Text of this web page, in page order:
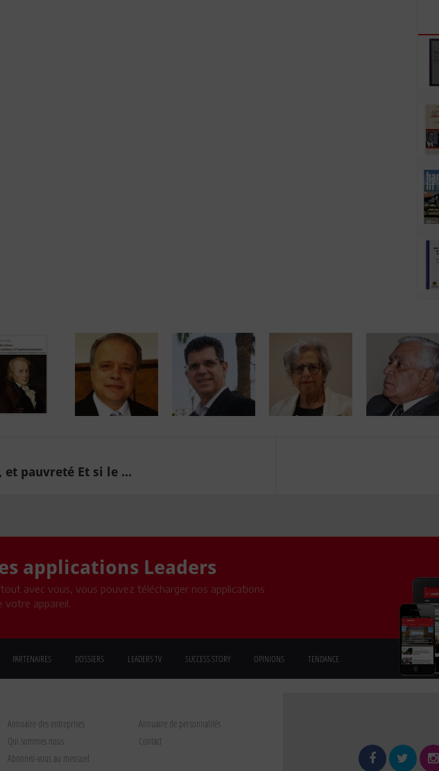
et pauvreté Et si le ...
applications Leaders
avec vous, vous pouvez télécharger nos applications
votre appareil.
PARTENAIRES DOSSIERS LEADERS TV SUCCESS STORY OPINIONS TENDANCE
Annuaire des entreprises
Annuaire de personnalités
Qui sommes nous
Contact
Abonnez-vous au mensuel